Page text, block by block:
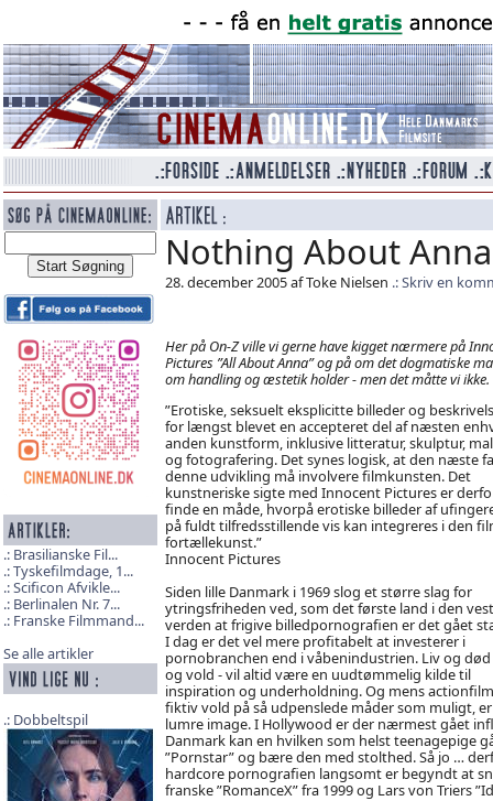
Brasilianske Fil...
Tyskefilmdage, 1...
Scificon Afvikle...
Berlinalen Nr. 7...
Franske Filmmand...
Se alle artikler
Dobbeltspil
Nothing About Anna
28. december 2005 af Toke Nielsen Skriv en
Her på On-Z ville vi gerne have kigget nærmere på
Pictures ”All About Anna” og på om det dogmatiske
om handling og æstetik holder - men det måtte vi ikke.
”Erotiske, seksuelt eksplicitte billeder og
for længst blevet en accepteret del af næsten
anden kunstform, inklusive litteratur, skulptur,
og fotografering. Det synes logisk, at den næste
denne udvikling må involvere filmkunsten. Det
kunstneriske sigte med Innocent Pictures er
finde en måde, hvorpå erotiske billeder af
på fuldt tilfredsstillende vis kan integreres i den
fortællekunst.”
Innocent Pictures
Siden lille Danmark i 1969 slog et større slag for
ytringsfriheden ved, som det første land i den
verden at frigive billedpornografien er det gået
I dag er det vel mere profitabelt at investerer i
pornobranchen end i våbenindustrien. Liv og død
og vold - vil altid være en uudtømmelig kilde til
inspiration og underholdning. Og mens
fiktiv vold på så udpenslede måder som muligt,
lumre image. I Hollywood er der nærmest gået
Danmark kan en hvilken som helst teenagepige
”Pornstar” og bære den med stolthed. Så jo …
hardcore pornografien langsomt er begyndt at
franske ”RomanceX” fra 1999 og Lars von Triers